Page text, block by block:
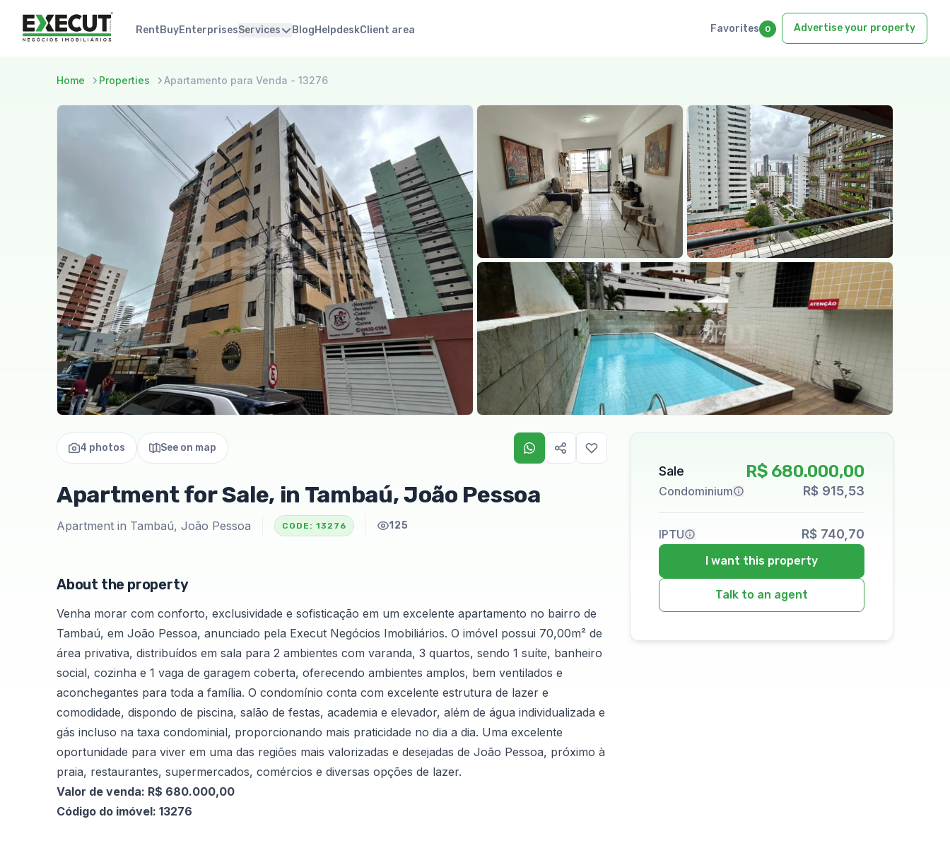
Rent BuyEnterprisesServices Blog HelpdeskClient area Favorites 0 Advertise your property
Home Properties Apartamento para Venda - 13276
4 photos See on map
Apartment for Sale, in Tambaú, João Pessoa
Apartment in Tambaú, João Pessoa CODE: 13276 125
About the property
Venha morar com conforto, exclusividade e sofisticação em um excelente apartamento no bairro de
Tambaú, em João Pessoa, anunciado pela Execut Negócios Imobiliários. O imóvel possui 70,00m² de
área privativa, distribuídos em sala para 2 ambientes com varanda, 3 quartos, sendo 1 suíte, banheiro
social, cozinha e 1 vaga de garagem coberta, oferecendo ambientes amplos, bem ventilados e
aconchegantes para toda a família. O condomínio conta com excelente estrutura de lazer e
comodidade, dispondo de piscina, salão de festas, academia e elevador, além de água individualizada e
gás incluso na taxa condominial, proporcionando mais praticidade no dia a dia. Uma excelente
oportunidade para viver em uma das regiões mais valorizadas e desejadas de João Pessoa, próximo à
praia, restaurantes, supermercados, comércios e diversas opções de lazer.
Valor de venda: R$ 680.000,00
Código do imóvel: 13276
Sale R$ 680.000,00
Condominium R$ 915,53
IPTU R$ 740,70
I want this property
Talk to an agent